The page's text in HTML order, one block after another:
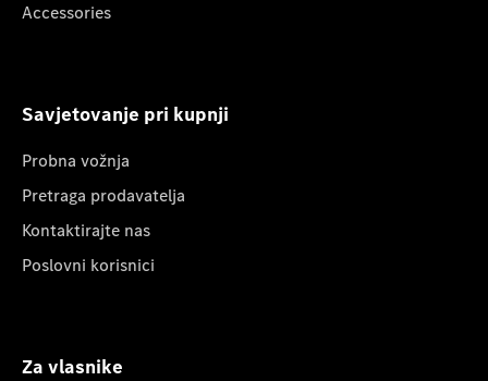
Accessories
Savjetovanje pri kupnji
Probna vožnja
Pretraga prodavatelja
Kontaktirajte nas
Poslovni korisnici
Za vlasnike